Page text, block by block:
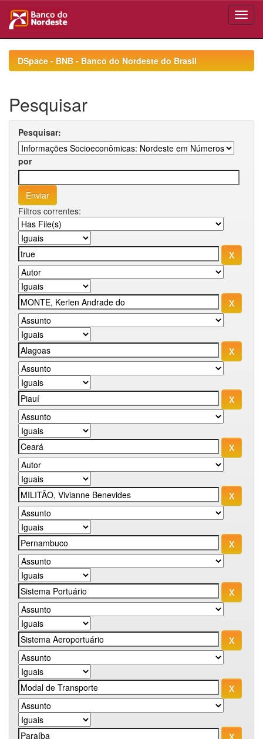
navigationDSpace - BNB - Banco do Nordeste do Brasil
Pesquisar
Pesquisar:
por
Filtros correntes: